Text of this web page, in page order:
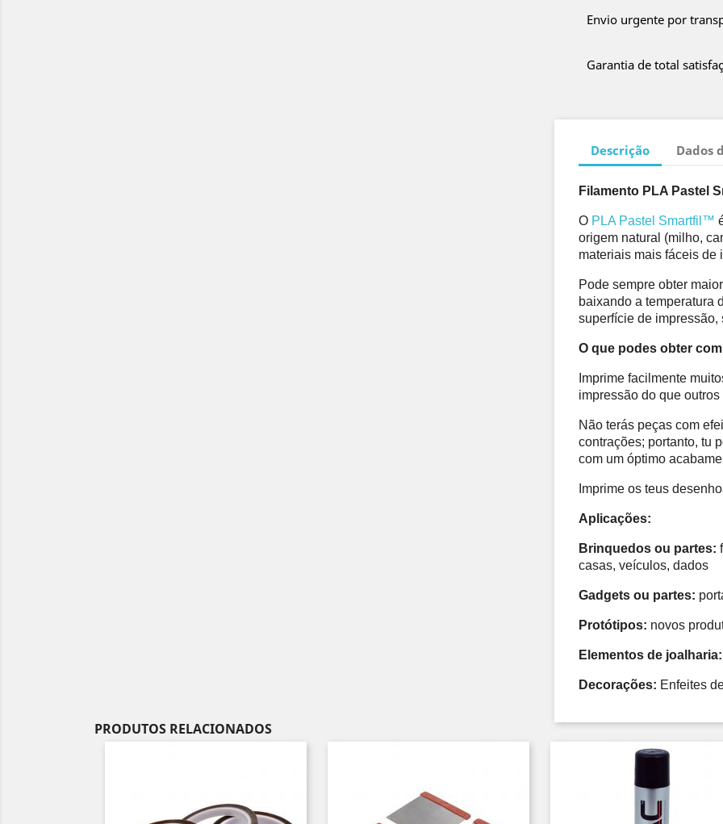
Envio urgente por
Garantia de total
Descrição Dados
Filamento PLA Pastel
O PLA Pastel Smartfil™
origem natural (milho,
materiais mais fáceis de
Pode sempre obter
baixando a temperatura
superfície de impressão,
O que podes obter
Imprime facilmente
impressão do que outros
Não terás peças com
contrações; portanto, tu
com um óptimo
Imprime os teus
Aplicações:
Brinquedos ou partes:
casas, veículos, dados
Gadgets ou partes:
Protótipos: novos
Elementos de joalharia:
Decorações: Enfeites
PRODUTOS RELACIONADOS